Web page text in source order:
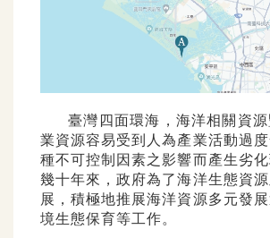
臺灣四面環海，海洋相關資源
業資源容易受到人為產業活動過
種不可控制因素之影響而產生劣
幾十年來，政府為了海洋生態資
展，積極地推 展海洋資源多元發
境生態保育等工作。